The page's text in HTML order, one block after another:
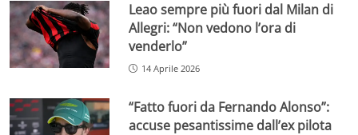
Leao sempre più fuori dal Milan di
Allegri: “Non vedono l’ora di
venderlo”
14 Aprile 2026
“Fatto fuori da Fernando Alonso”:
accuse pesantissime dall’ex pilota